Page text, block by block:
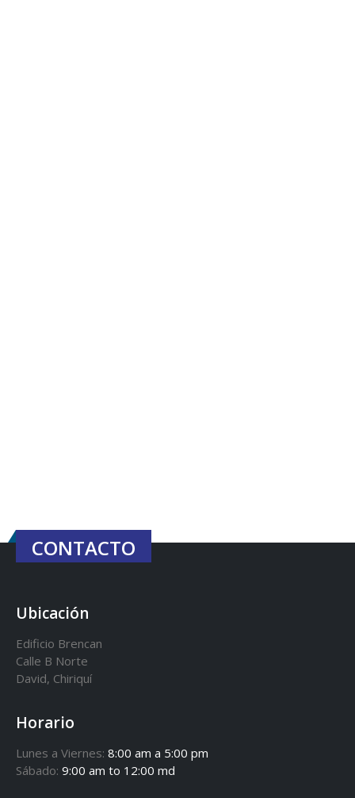
CONTACTO
Ubicación
Edificio Brencan
Calle B Norte
David, Chiriquí
Horario
Lunes a Viernes: 8:00 am a 5:00 pm
Sábado: 9:00 am to 12:00 md